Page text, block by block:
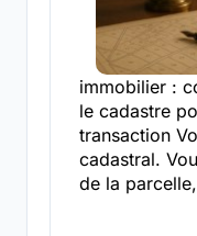
immobilier :
le cadastre
transaction
cadastral.
de la